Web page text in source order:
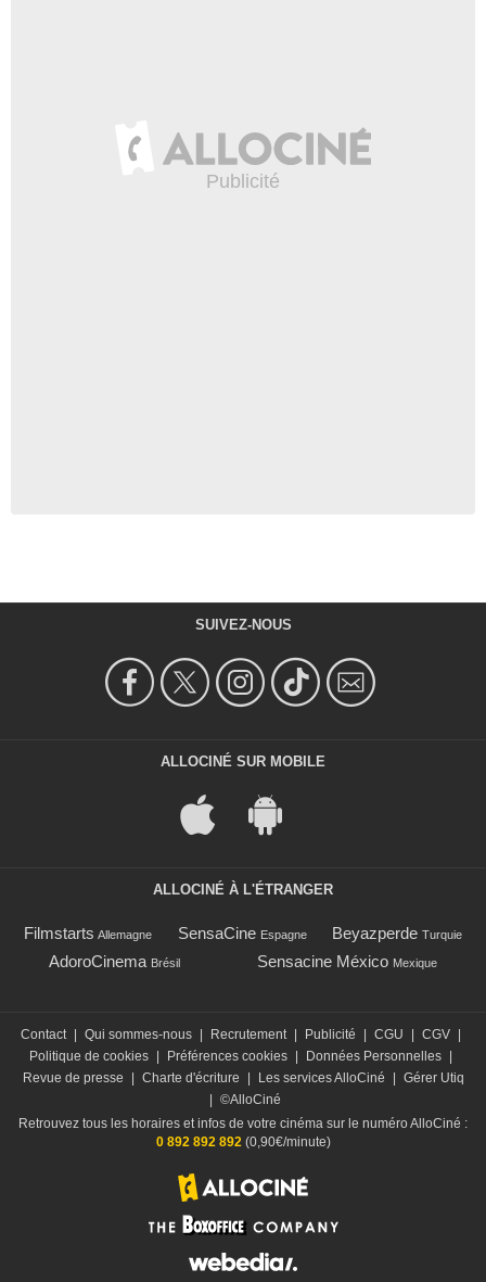
SUIVEZ-NOUS
ALLOCINÉ SUR MOBILE
ALLOCINÉ À L'ÉTRANGER
Filmstarts Allemagne SensaCine Espagne Beyazperde Turquie
AdoroCinema Brésil Sensacine México Mexique
Contact Qui sommes-nous Recrutement Publicité CGU CGV
Politique de cookies
Préférences cookies Données Personnelles
Revue de presse
Charte d'écriture Les services AlloCiné
Gérer Utiq
©AlloCiné
Retrouvez tous les horaires et infos de votre cinéma sur le numéro AlloCiné :
0 892 892 892(0,90€/minute)